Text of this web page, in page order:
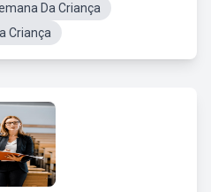
Da Criança
Criança